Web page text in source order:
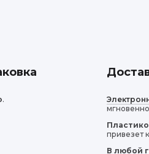
Мы были в восторге
продуктов. Дети были
свои собственные
.
привезет
В любой